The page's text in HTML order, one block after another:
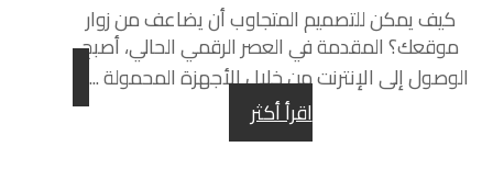
كيف يمكن للتصميم المتجاوب أن يضاعف من زوار
موقعك؟ المقدمة في العصر الرقمي الحالي، أصبح
الوصول إلى الإنترنت من خلال الأجهزة المحمولة ...
اقرأ أكثر